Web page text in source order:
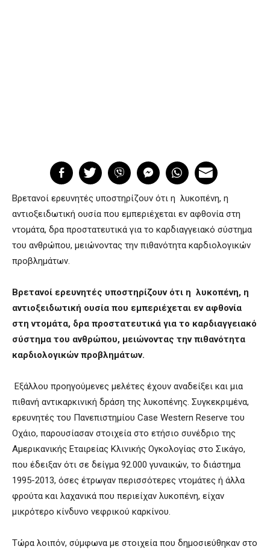
Bρετανοί ερευνητές υποστηρίζουν ότι η λυκοπένη, η
αντιοξειδωτική ουσία που εμπεριέχεται εν αφθονία στη
ντομάτα, δρα προστατευτικά για το καρδιαγγειακό σύστημα
του ανθρώπου, μειώνοντας την πιθανότητα καρδιολογικών
προβλημάτων.
Bρετανοί ερευνητές υποστηρίζουν ότι η λυκοπένη, η
αντιοξειδωτική ουσία που εμπεριέχεται εν αφθονία
στη ντομάτα, δρα προστατευτικά για το καρδιαγγειακό
σύστημα του ανθρώπου, μειώνοντας την πιθανότητα
καρδιολογικών προβλημάτων.
Εξάλλου προηγούμενες μελέτες έχουν αναδείξει και μια
πιθανή αντικαρκινική δράση της λυκοπένης. Συγκεκριμένα,
ερευνητές του Πανεπιστημίου Case Western Reserve του
Οχάιο, παρουσίασαν στοιχεία στο ετήσιο συνέδριο της
Αμερικανικής Εταιρείας Κλινικής Ογκολογίας στο Σικάγο,
που έδειξαν ότι σε δείγμα 92.000 γυναικών, το διάστημα
1995-2013, όσες έτρωγαν περισσότερες ντομάτες ή άλλα
φρούτα και λαχανικά που περιείχαν λυκοπένη, είχαν
μικρότερο κίνδυνο νεφρικού καρκίνου.
Τώρα λοιπόν, σύμφωνα με στοιχεία που δημοσιεύθηκαν στο